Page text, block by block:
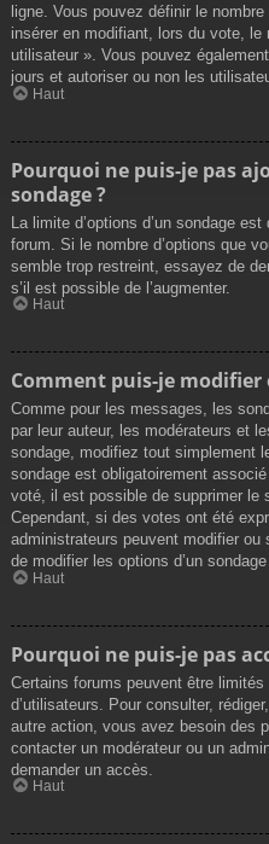
ligne. Vous pouvez définir le
insérer en modifiant, lors du vote, le
utilisateur ». Vous pouvez
jours et autoriser ou non les
Haut
Pourquoi ne puis-je pas
sondage ?
La limite d’options d’un sondage
forum. Si le nombre d’options que
semble trop restreint, essayez de
s’il est possible de l’augmenter.
Haut
Comment puis-je modifier
Comme pour les messages, les
par leur auteur, les modérateurs et
sondage, modifiez tout simplement
sondage est obligatoirement
voté, il est possible de supprimer le
Cependant, si des votes ont été
administrateurs peuvent modifier ou
de modifier les options d’un
Haut
Pourquoi ne puis-je pas
Certains forums peuvent être
d’utilisateurs. Pour consulter,
autre action, vous avez besoin des
contacter un modérateur ou un
demander un accès.
Haut